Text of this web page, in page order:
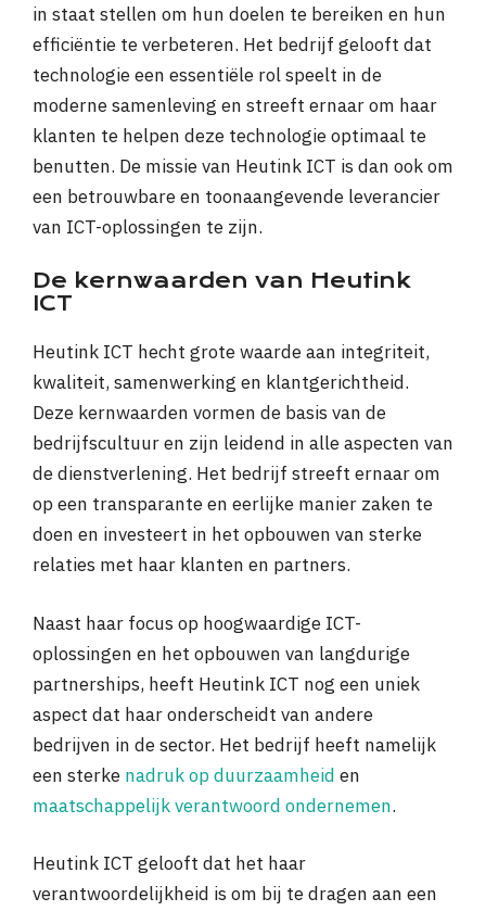
in staat stellen om hun doelen te bereiken en hun
efficiëntie te verbeteren. Het bedrijf gelooft dat
technologie een essentiële rol speelt in de
moderne samenleving en streeft ernaar om haar
klanten te helpen deze technologie optimaal te
benutten. De missie van Heutink ICT is dan ook om
een betrouwbare en toonaangevende leverancier
van ICT-oplossingen te zijn.
De kernwaarden van Heutink
ICT
Heutink ICT hecht grote waarde aan integriteit,
kwaliteit, samenwerking en klantgerichtheid.
Deze kernwaarden vormen de basis van de
bedrijfscultuur en zijn leidend in alle aspecten van
de dienstverlening. Het bedrijf streeft ernaar om
op een transparante en eerlijke manier zaken te
doen en investeert in het opbouwen van sterke
relaties met haar klanten en partners.
Naast haar focus op hoogwaardige ICT-
oplossingen en het opbouwen van langdurige
partnerships, heeft Heutink ICT nog een uniek
aspect dat haar onderscheidt van andere
bedrijven in de sector. Het bedrijf heeft namelijk
een sterke nadruk op duurzaamheid en
maatschappelijk verantwoord ondernemen.
Heutink ICT gelooft dat het haar
verantwoordelijkheid is om bij te dragen aan een